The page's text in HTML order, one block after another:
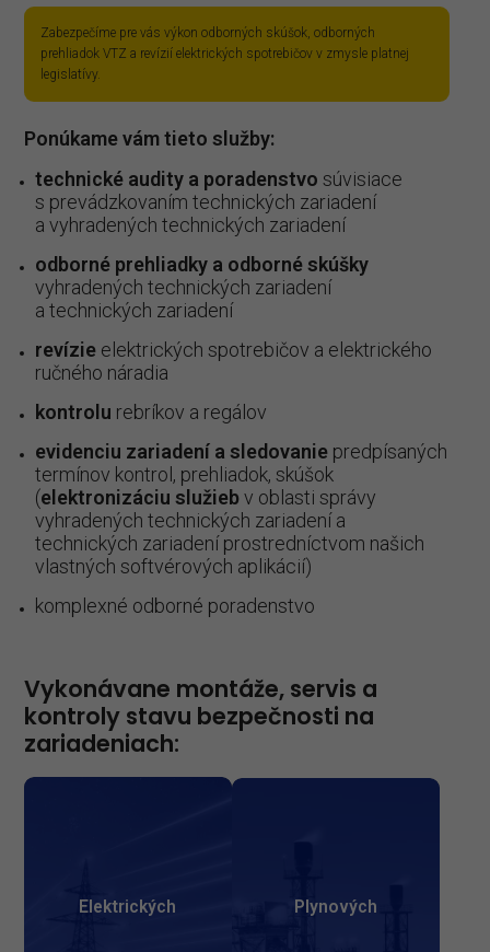
Zabezpečíme pre vás výkon odborných skúšok, odborných
prehliadok VTZ a revízií elektrických spotrebičov v zmysle platnej
legislatívy.
Ponúkame vám tieto služby:
technické audity a poradenstvo súvisiace
s prevádzkovaním technických zariadení
a vyhradených technických zariadení
odborné prehliadky a odborné skúšky
vyhradených technických zariadení
a technických zariadení
revízieelektrických spotrebičov a elektrického
ručného náradia
kontrolu rebríkov a regálov
evidenciu zariadení a sledovaniepredpísaných
termínov kontrol, prehliadok, skúšok
(elektronizáciu služiebv oblasti správy
vyhradených technických zariadení a
technických zariadení prostredníctvom našich
vlastných softvérových aplikácií)
komplexné odborné poradenstvo
Vykonávane montáže, servis a
kontroly stavu bezpečnosti na
zariadeniach:
Elektrických Plynových